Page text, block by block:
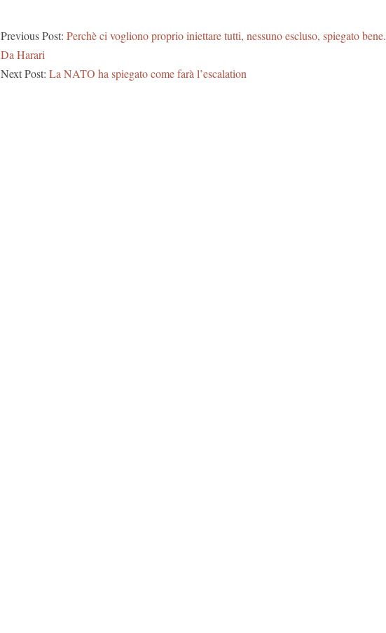
Previous Post: Perchè ci vogliono proprio iniettare tutti, nessuno escluso, spiegato bene.
Da Harari
Next Post: La NATO ha spiegato come farà l’escalation